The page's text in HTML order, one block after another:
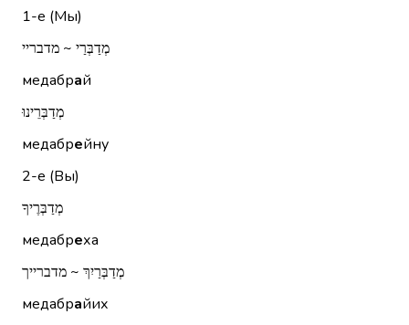
1-е (Мы)
מְדַבְּרַי ~ מדבריי
медабрай
מְדַבְּרֵינוּ
медабрейну
2-е (Вы)
מְדַבְּרֶיךָ
медабреха
מְדַבְּרַיִךְ ~ מדברייך
медабрайих